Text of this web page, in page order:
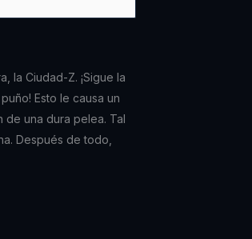
la Ciudad-Z. ¡Sigue la
Esto le causa un
de una dura pelea. Tal
Después de todo,